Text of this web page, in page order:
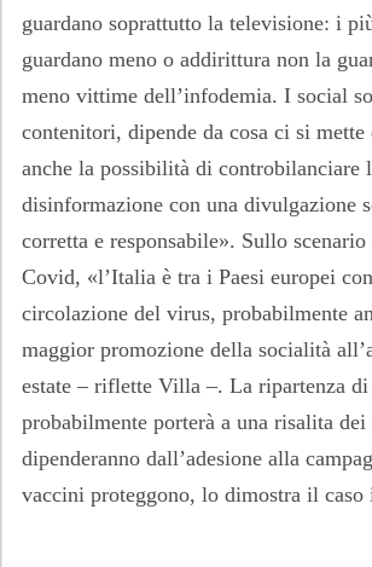
guardano soprattutto la televisione: i
guardano meno o addirittura non la
meno vittime dell’infodemia. I social
contenitori, dipende da cosa ci si mette
anche la possibilità di controbilanciare
disinformazione con una divulgazione
corretta e responsabile». Sullo
Covid, «l’Italia è tra i Paesi europei
circolazione del virus, probabilmente
maggior promozione della socialità
estate – riflette Villa –. La ripartenza di
probabilmente porterà a una risalita
dipenderanno dall’adesione alla
vaccini proteggono, lo dimostra il caso